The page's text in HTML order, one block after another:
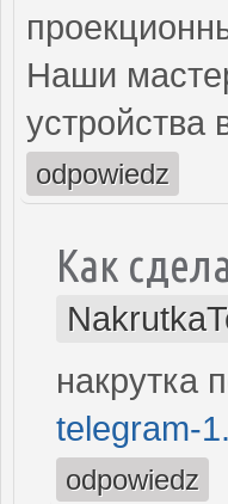
Наши
устройства
odpowiedz
Как
накрутка
telegram-
odpowiedz